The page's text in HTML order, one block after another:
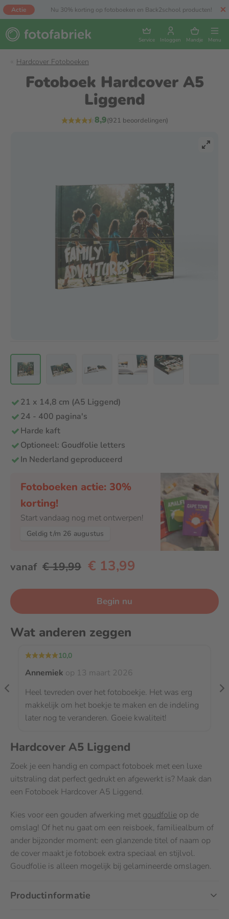
Actie Nu 30% korting op fotoboeken en Back2school producten!
Service Inloggen Mandje Menu
Hardcover Fotoboeken
Fotoboek Hardcover A5
Liggend
8,9(921 beoordelingen)
21 x 14,8 cm (A5 Liggend)
24 - 400 pagina's
Harde kaft
Optioneel: Goudfolie letters
In Nederland geproduceerd
Fotoboeken actie: 30%
korting!
Start vandaag nog met ontwerpen!
Geldig t/m 26 augustus
vanaf € 19,99 € 13,99
Begin nu
Wat anderen zeggen
10,0
Annemiek op 13 maart 2026
Heel tevreden over het fotoboekje. Het was erg
makkelijk om het boekje te maken en de indeling
later nog te veranderen. Goeie kwaliteit!
Hardcover A5 Liggend
Zoek je een handig en compact fotoboek met een luxe
uitstraling dat perfect gedrukt en afgewerkt is? Maak dan
een Fotoboek Hardcover A5 Liggend.
Kies voor een gouden afwerking met goudfolie op de
omslag! Of het nu gaat om een reisboek, familiealbum of
ander bijzonder moment: een glanzende titel of naam op
de cover maakt je fotoboek extra speciaal en stijlvol.
Goudfolie is alleen mogelijk bij gelamineerde omslagen.
Productinformatie